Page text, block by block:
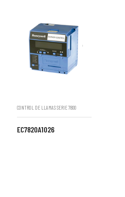
CONTROL DE LLAMAS SERIE 7800
EC7820A1026